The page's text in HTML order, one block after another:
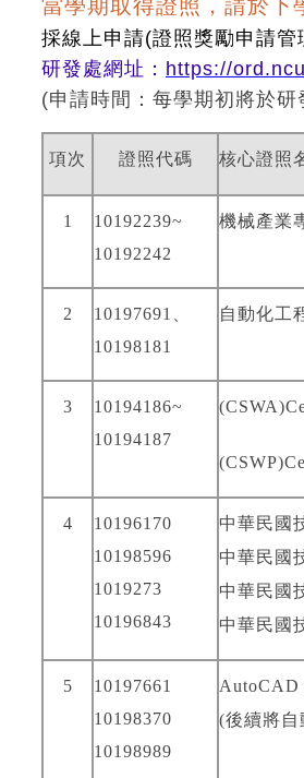
當學期取得證照，請於下
採線上申請(證照獎勵申請管
研發處網址： https://
(申請時間：每學期初將於
項次 證照代碼 核心證照
1
10192239~
10192242
機械產業
2 10197691
10198181
自動化工
3
10194186~
10194187
4
10196170
10198596
1019273
10196843
中華民國
中華民國
中華民國
中華民國
5
10197661
10198370
10198989
AutoCAD
(後續將